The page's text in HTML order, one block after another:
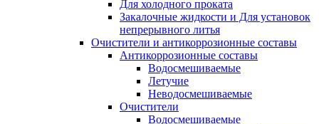
Для холодного проката
Закалочные жидкости и Для установок
непрерывного литья
Очистители и антикоррозионные составы
Антикоррозионные составы
Водосмешиваемые
Летучие
Неводосмешиваемые
Очистители
Водосмешиваемые